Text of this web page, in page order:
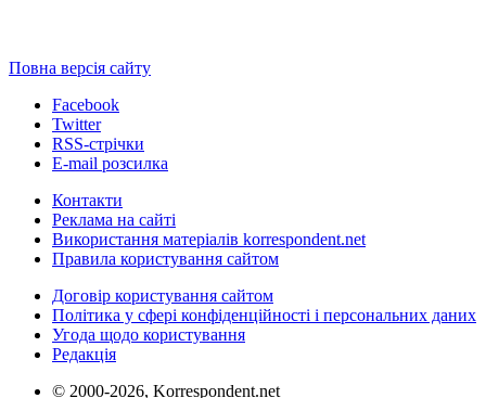
Повна версія сайту
Facebook
Twitter
RSS-стрічки
E-mail розсилка
Контакти
Реклама на сайті
Використання матеріалів korrespondent.net
Правила користування сайтом
Договір користування сайтом
Політика у сфері конфіденційності і персональних даних
Угода щодо користування
Редакція
© 2000-2026, Korrespondent.net